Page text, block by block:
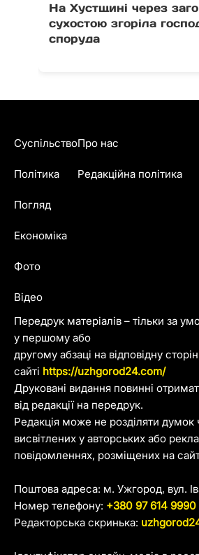
На Хустщині через
сухостою згоріла
споруда
Передрук матеріалів – тільки за
у першому або
другому абзаці на відповідну
сайті https://uzhgorod24.com/
Друковані видання повинні
від редакції на передрук.
Редакція може не розділяти думок
висвітлених у авторських або
повідомленнях, розміщених на
Поштова адреса: м. Ужгород, вул.
Номер телефону: +380 97 614 9990
Редакторська скринька:
Суспільство
Політика
Погляд
Економіка
Фото
Відео
Про нас
Редакційна політика